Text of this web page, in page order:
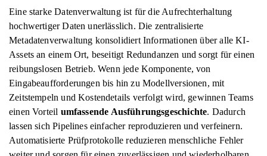
Eine starke Datenverwaltung ist für die Aufrechterhaltung
hochwertiger Daten unerlässlich. Die zentralisierte
Metadatenverwaltung konsolidiert Informationen über alle KI-
Assets an einem Ort, beseitigt Redundanzen und sorgt für einen
reibungslosen Betrieb. Wenn jede Komponente, von
Eingabeaufforderungen bis hin zu Modellversionen, mit
Zeitstempeln und Kostendetails verfolgt wird, gewinnen Teams
einen Vorteil umfassende Ausführungsgeschichte. Dadurch
lassen sich Pipelines einfacher reproduzieren und verfeinern.
Automatisierte Prüfprotokolle reduzieren menschliche Fehler